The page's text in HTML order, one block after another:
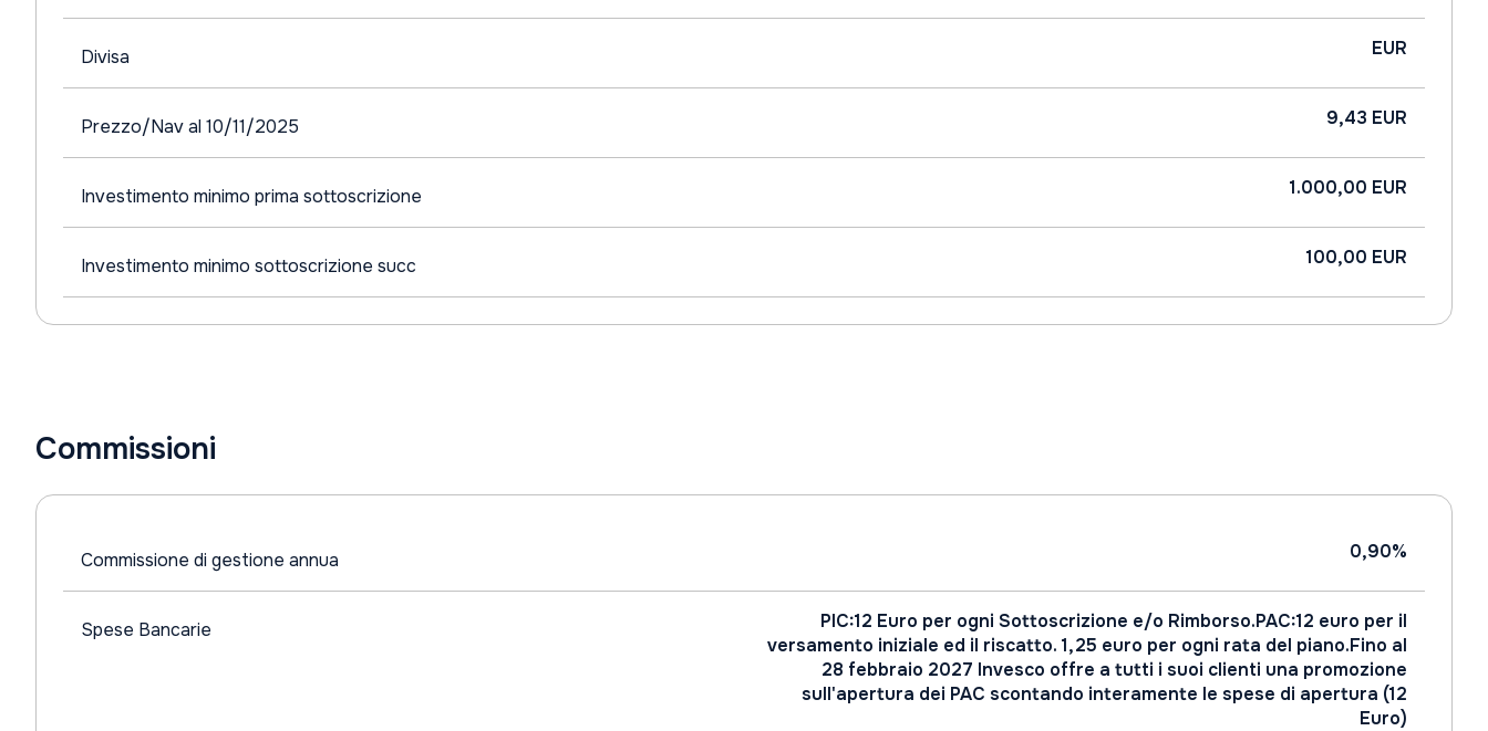
Divisa EUR
Prezzo/Nav al 10/11/2025 9,43 EUR
Investimento minimo prima sottoscrizione 1.000,00 EUR
Investimento minimo sottoscrizione succ 100,00 EUR
Commissioni
Commissione di gestione annua 0,90%
Spese Bancarie
PIC:12 Euro per ogni Sottoscrizione e/o Rimborso.PAC:12 euro per il
versamento iniziale ed il riscatto. 1,25 euro per ogni rata del piano.Fino al
28 febbraio 2027 Invesco offre a tutti i suoi clienti una promozione
sull'apertura dei PAC scontando interamente le spese di apertura (12
Euro)